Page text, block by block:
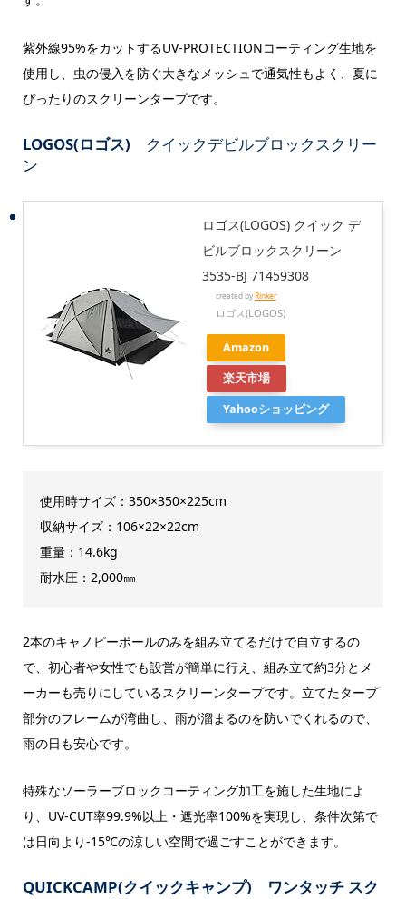
紫外線95%をカットするUV-PROTECTIONコーティング生地を
使用し、虫の侵入を防ぐ大きなメッシュで通気性もよく、夏に
ぴったりのスクリーンタープです。
LOGOS(ロゴス) クイックデビルブロックスクリー
ン
ロゴス(LOGOS) クイック デ
ビルブロックスクリーン
3535-BJ 71459308
created byRinker
ロゴス(LOGOS)
Amazon
楽天市場
Yahooショッピング
使用時サイズ：350×350×225cm
収納サイズ：106×22×22cm
重量：14.6kg
耐水圧：2,000㎜
2本のキャノピーポールのみを組み立てるだけで自立するの
で、初心者や女性でも設営が簡単に行え、組み立て約3分とメ
ーカーも売りにしているスクリーンタープです。立てたタープ
部分のフレームが湾曲し、雨が溜まるのを防いでくれるので、
雨の日も安心です。
特殊なソーラーブロックコーティング加工を施した生地によ
り、UV-CUT率99.9%以上・遮光率100%を実現し、条件次第で
は日向より-15℃の涼しい空間で過ごすことができます。
QUICKCAMP(クイックキャンプ) ワンタッチ スク